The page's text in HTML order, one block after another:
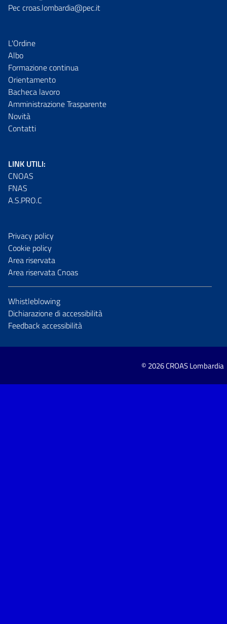
Pec croas.lombardia@pec.it
L'Ordine
Albo
Formazione continua
Orientamento
Bacheca lavoro
Amministrazione Trasparente
Novità
Contatti
LINK UTILI:
CNOAS
FNAS
A.S.PRO.C
Privacy policy
Cookie policy
Area riservata
Area riservata Cnoas
Whistleblowing
Dichiarazione di accessibilità
Feedback accessibilità
© 2026 CROAS Lombardia